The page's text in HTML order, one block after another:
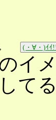
(・∀・)ｲｲ
イ
て